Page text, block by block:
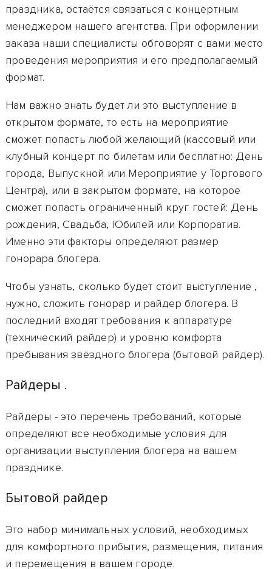
праздника, остаётся связаться с концертным
менеджером нашего агентства. При оформлении
заказа наши специалисты обговорят с вами место
проведения мероприятия и его предполагаемый
формат.
Нам важно знать будет ли это выступление в
открытом формате, то есть на мероприятие
сможет попасть любой желающий (кассовый или
клубный концерт по билетам или бесплатно: День
города, Выпускной или Мероприятие у Торгового
Центра), или в закрытом формате, на которое
сможет попасть ограниченный круг гостей: День
рождения, Свадьба, Юбилей или Корпоратив.
Именно эти факторы определяют размер
гонорара блогера.
Чтобы узнать, сколько будет стоит выступление ,
нужно, сложить гонорар и райдер блогера. В
последний входят требования к аппаратуре
(технический райдер) и уровню комфорта
пребывания звёздного блогера (бытовой райдер).
Райдеры .
Райдеры - это перечень требований, которые
определяют все необходимые условия для
организации выступления блогера на вашем
празднике.
Бытовой райдер
Это набор минимальных условий, необходимых
для комфортного прибытия, размещения, питания
и перемещения в вашем городе.